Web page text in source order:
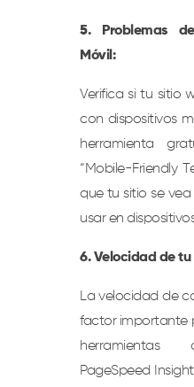
5. Problemas
Móvil:
Verifica si tu sitio
con dispositivos
herramienta
“Mobile-Friendly
que tu sitio se
usar en
6. Velocidad de tu
La velocidad de
factor importante
herramientas
PageSpeed